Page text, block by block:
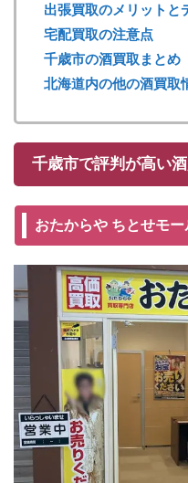
出張買取のメリットと
宅配買取の注意点
千歳市の酒買取まとめ
北海道内の他の酒買取
千歳市で評判が高い
おたからや ちとせモー